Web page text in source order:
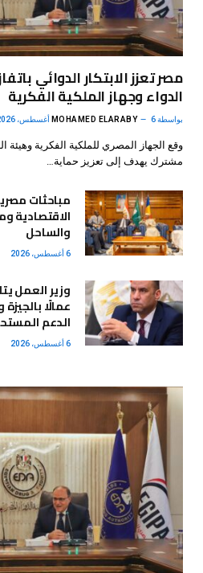
مصر تعزز الابتكار الدوائي
الدواء وجهاز الملكية الفكرية
بواسطة MOHAMED ELARABY 6 أغسطس، 2026
وقع الجهاز المصري للملكية الفكرية وهيئة
مشترك يهدف إلى تعزيز حماية…
مباحثات
الاقتصادية
والساحل
6 أغسطس، 2026
وزير العمل
عمالًا
الدعم
6 أغسطس، 2026